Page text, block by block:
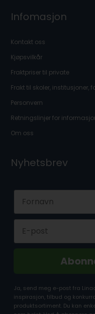
Infomasjon
Kontakt oss
Kjøpsvilkår
Fraktpriser til private
Frakt til skoler, institusjoner,
Personvern
Retningslinjer for
Om oss
Nyhetsbrev
Ja, send meg e-post fra
inspirasjon, tilbud og
produktsortiment. Du kan